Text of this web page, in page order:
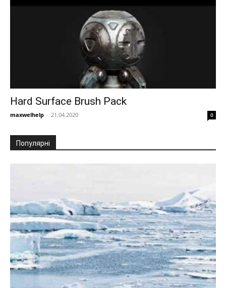
Hard Surface Brush Pack
maxwelhelp - 21.04.2020 0
Популярні